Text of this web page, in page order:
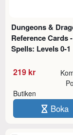
Dungeons &
Reference Cards -
Spells: Levels 0-1
219 kr
Butiken
Boka